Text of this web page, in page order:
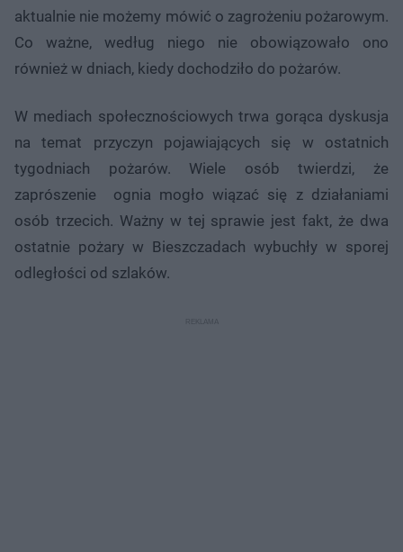
aktualnie nie możemy mówić o zagrożeniu pożarowym.
Co ważne, według niego nie obowiązowało ono
również w dniach, kiedy dochodziło do pożarów.
W mediach społecznościowych trwa gorąca dyskusja
na temat przyczyn pojawiających się w ostatnich
tygodniach pożarów. Wiele osób twierdzi, że
zaprószenie ognia mogło wiązać się z działaniami
osób trzecich. Ważny w tej sprawie jest fakt, że dwa
ostatnie pożary w Bieszczadach wybuchły w sporej
odległości od szlaków.